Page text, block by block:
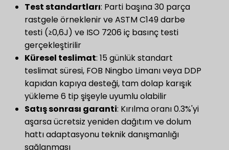
​Test standartları​​: Parti başına 30 parça
rastgele örneklenir ve ASTM C149 darbe
testi (≥0,6J) ve ISO 7206 iç basınç testi
gerçekleştirilir
​Küresel teslimat​​: 15 günlük standart
teslimat süresi, FOB Ningbo Limanı veya DDP
kapıdan kapıya desteği, tam dolap karışık
yükleme 6 tip şişeyle uyumlu olabilir
Satış sonrası garanti​: Kırılma oranı 0.3%'yi
aşarsa ücretsiz yeniden dağıtım ve dolum
hattı adaptasyonu teknik danışmanlığı
sağlanması